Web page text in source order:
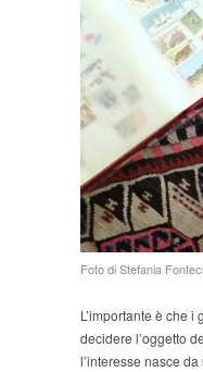
Foto di Stefania
L’importante è che
decidere l’oggetto
l’interesse nasce